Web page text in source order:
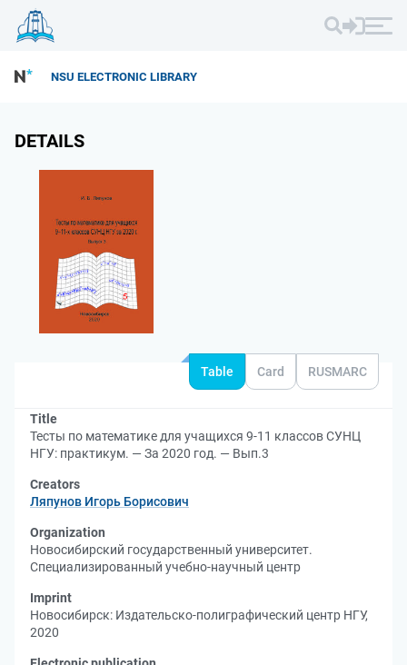
NSU ELECTRONIC LIBRARY
DETAILS
Table Card RUSMARC
Title
Тесты по математике для учащихся 9-11 классов СУНЦ
НГУ: практикум. — За 2020 год. — Вып.3
Creators
Ляпунов Игорь Борисович
Organization
Новосибирский государственный университет.
Специализированный учебно-научный центр
Imprint
Новосибирск: Издательско-полиграфический центр НГУ,
2020